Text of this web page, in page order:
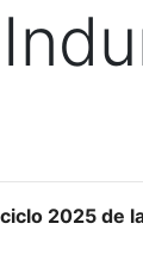
2025 de